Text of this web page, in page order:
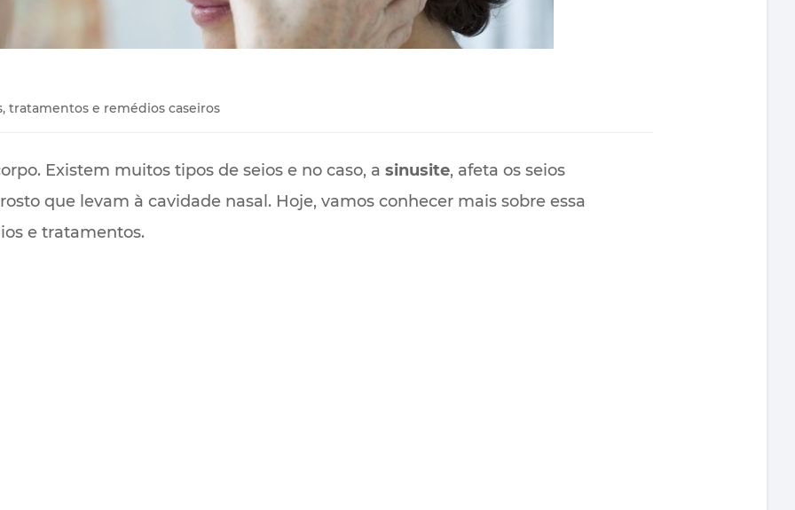
tratamentos e remédios caseiros
Existem muitos tipos de seios e no caso, a sinusite, afeta os seios
que levam à cavidade nasal. Hoje, vamos conhecer mais sobre essa
e tratamentos.